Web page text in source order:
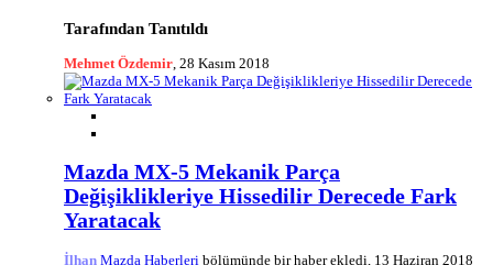
Tarafından Tanıtıldı
Mehmet Özdemir, 28 Kasım 2018
Mazda MX-5 Mekanik Parça
Değişiklikleriye Hissedilir Derecede Fark
Yaratacak
İlhan Mazda Haberleri bölümünde bir haber ekledi, 13 Haziran 2018